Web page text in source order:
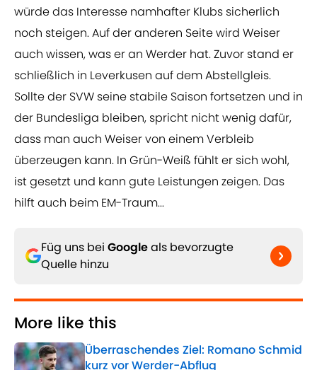
würde das Interesse namhafter Klubs sicherlich
noch steigen. Auf der anderen Seite wird Weiser
auch wissen, was er an Werder hat. Zuvor stand er
schließlich in Leverkusen auf dem Abstellgleis.
Sollte der SVW seine stabile Saison fortsetzen und in
der Bundesliga bleiben, spricht nicht wenig dafür,
dass man auch Weiser von einem Verbleib
überzeugen kann. In Grün-Weiß fühlt er sich wohl,
ist gesetzt und kann gute Leistungen zeigen. Das
hilft auch beim EM-Traum...
Füg uns bei Googleals bevorzugte
Quelle hinzu
More like this
Überraschendes Ziel: Romano Schmid
kurz vor Werder-Abflug